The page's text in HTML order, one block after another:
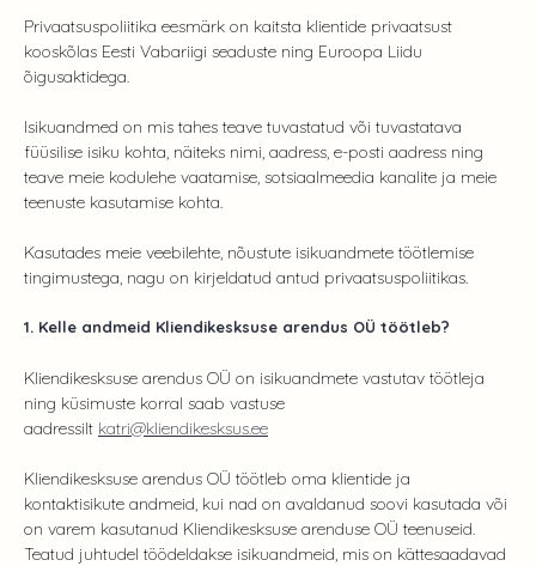
Privaatsuspoliitika eesmärk on kaitsta klientide privaatsust
kooskõlas Eesti Vabariigi seaduste ning Euroopa Liidu
õigusaktidega.
Isikuandmed on mis tahes teave tuvastatud või tuvastatava
füüsilise isiku kohta, näiteks nimi, aadress, e-posti aadress ning
teave meie kodulehe vaatamise, sotsiaalmeedia kanalite ja meie
teenuste kasutamise kohta.
Kasutades meie veebilehte, nõustute isikuandmete töötlemise
tingimustega, nagu on kirjeldatud antud privaatsuspoliitikas.
1. Kelle andmeid Kliendikesksuse arendus OÜ töötleb?
Kliendikesksuse arendus OÜ on isikuandmete vastutav töötleja
ning küsimuste korral saab vastuse
aadressilt katri@kliendikesksus.ee
Kliendikesksuse arendus OÜ töötleb oma klientide ja
kontaktisikute andmeid, kui nad on avaldanud soovi kasutada või
on varem kasutanud Kliendikesksuse arenduse OÜ teenuseid.
Teatud juhtudel töödeldakse isikuandmeid, mis on kättesaadavad